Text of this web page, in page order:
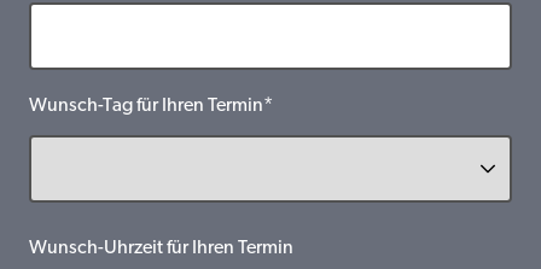
Wunsch-Tag für Ihren Termin*
Wunsch-Uhrzeit für Ihren Termin